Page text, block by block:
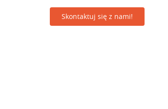
Skontaktuj się z nami!